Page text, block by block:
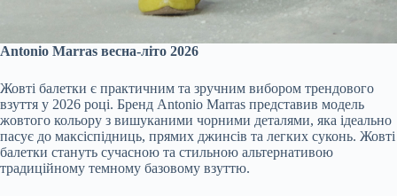
Antonio Marras весна-літо 2026
Жовті балетки є практичним та зручним вибором трендового
взуття у 2026 році. Бренд Antonio Marras представив модель
жовтого кольору з вишуканими чорними деталями, яка ідеально
пасує до максіспідниць, прямих джинсів та легких суконь. Жовті
балетки стануть сучасною та стильною альтернативою
традиційному темному базовому взуттю.